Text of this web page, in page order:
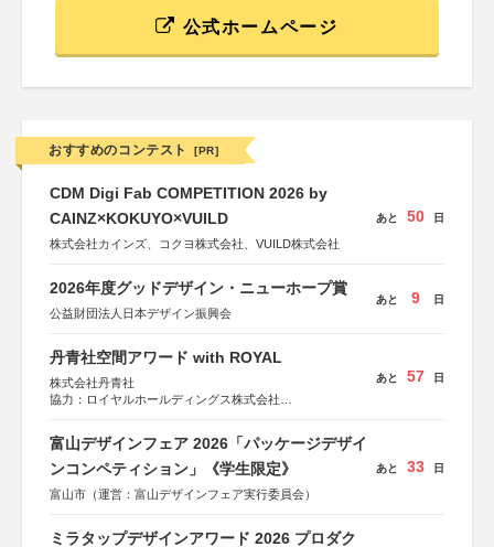
公式ホームページ
おすすめのコンテスト [PR]
CDM Digi Fab COMPETITION 2026 by
CAINZ×KOKUYO×VUILD
株式会社カインズ、コクヨ株式会社、VUILD株式会社
あと 50 日
2026年度グッドデザイン・ニューホープ賞
公益財団法人日本デザイン振興会
あと 9 日
丹青社空間アワード with ROYAL
株式会社丹青社
協力：ロイヤルホールディングス株式会社
あと 57 日
富山デザインフェア 2026「パッケージデザイ
ンコンペティション」《学生限定》
富山市（運営：富山デザインフェア実行委員会）
あと 33 日
ミラタップデザインアワード 2026 プロダク